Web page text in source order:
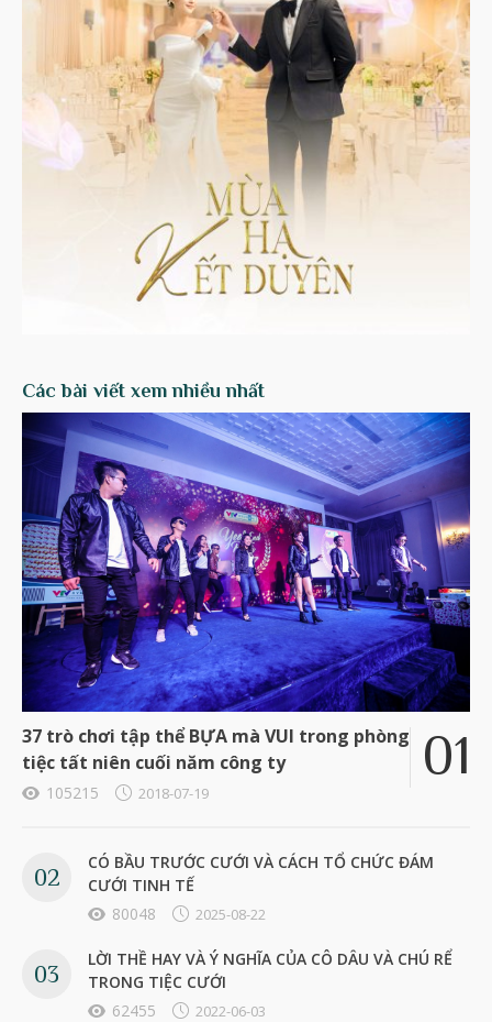
Các bài viết xem nhiều nhất
37 trò chơi tập thể BỰA mà VUI trong phòng
tiệc tất niên cuối năm công ty
105215 2018-07-19
CÓ BẦU TRƯỚC CƯỚI VÀ CÁCH TỔ CHỨC ĐÁM
CƯỚI TINH TẾ
80048
2025-08-22
LỜI THỀ HAY VÀ Ý NGHĨA CỦA CÔ DÂU VÀ CHÚ RỂ
TRONG TIỆC CƯỚI
62455
2022-06-03